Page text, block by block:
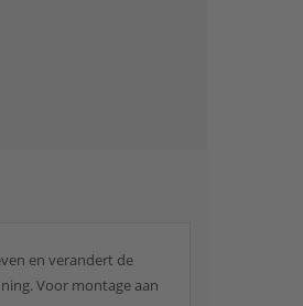
en verandert de
Voor montage aan